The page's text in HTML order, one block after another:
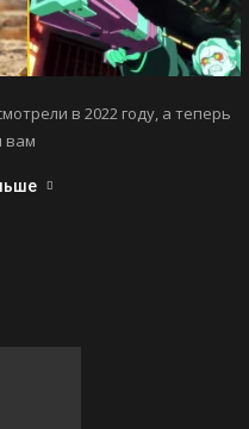
в 2022 году, а теперь
вам